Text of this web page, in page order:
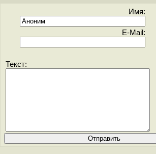
Имя:
E-Mail:
Текст: